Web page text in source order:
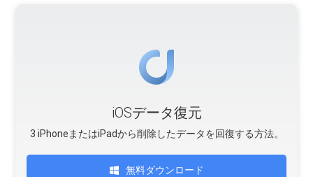
iOSデータ復元
3 iPhoneまたはiPadから削除したデータを回復する方法。
無料ダウンロード